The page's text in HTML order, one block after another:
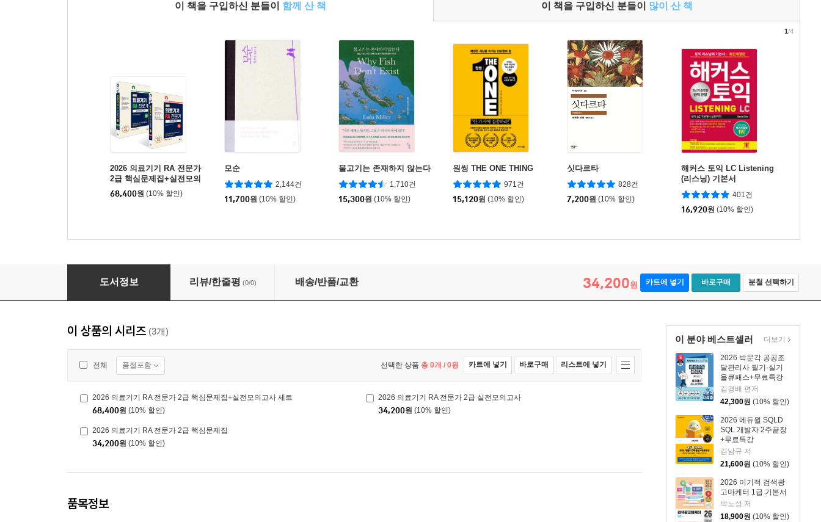
이 책을 구입하신 분들이 함께 산 책 이 책을 구입하신 분들이 많이 산 책
2026 의료기기 RA 전문가
2급 핵심문제집+실전모의
고사 세트
68,400원 (10% 할인)
모순
2,144건
11,700원 (10% 할인)
물고기는 존재하지 않는다
1,710건
15,300원 (10% 할인)
원씽 THE ONE THING
971건
15,120원 (10% 할인)
싯다르타
828건
7,200원 (10% 할인)
해커스 토익 LC Listening
(리스닝) 기본서
401건
16,920원 (10% 할인)
1/4
2026 의료기기 RA 전문가 2급 핵심문제집
도서정보 리뷰/한줄평 (0/0) 배송/반품/교환 34,200원 카트에 넣기 바로구매 분철 선택하기
이 분야 베스트셀러
2026 박문각 공공조
달관리사 필기·실기
올큐패스+무료특강
김경배 편저
42,300원 (10% 할인)
2026 에듀윌 SQLD
SQL 개발자 2주끝장
+무료특강
김남규 저
21,600원 (10% 할인)
2026 이기적 검색광
고마케터 1급 기본서
박노성 저
18,900원 (10% 할인)
더보기
이 상품의 시리즈 (3개)
전체 품절포함 선택한 상품 총 0개 / 0원 카트에 넣기 바로구매 리스트에 넣기
2026 의료기기 RA 전문가 2급 핵심문제집+실전모의고사 세트
68,400원 (10% 할인)
2026 의료기기 RA 전문가 2급 실전모의고사
34,200원 (10% 할인)
2026 의료기기 RA 전문가 2급 핵심문제집
34,200원 (10% 할인)
품목정보